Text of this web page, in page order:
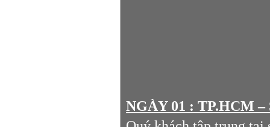
NGÀY 01 : TP.HCM